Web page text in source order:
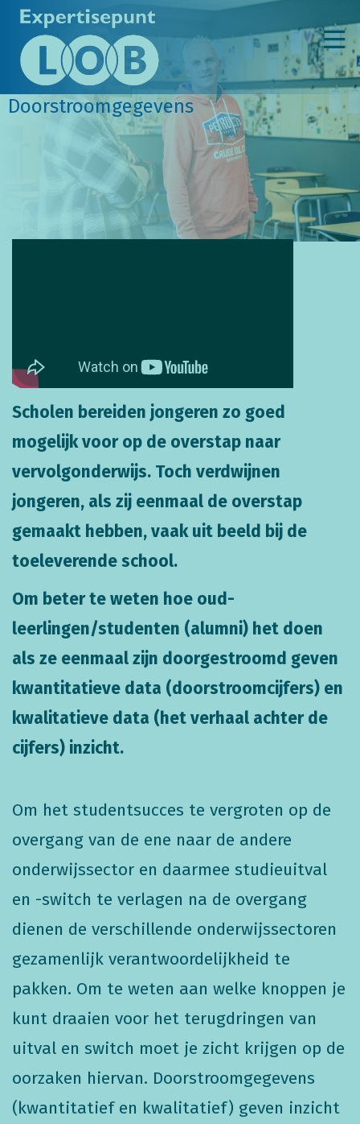
Doorstroomgegevens
Scholen bereiden jongeren zo goed
mogelijk voor op de overstap naar
vervolgonderwijs. Toch verdwijnen
jongeren, als zij eenmaal de overstap
gemaakt hebben, vaak uit beeld bij de
toeleverende school.
Om beter te weten hoe oud-
leerlingen/studenten (alumni) het doen
als ze eenmaal zijn doorgestroomd geven
kwantitatieve data (doorstroomcijfers) en
kwalitatieve data (het verhaal achter de
cijfers) inzicht.
Om het studentsucces te vergroten op de
overgang van de ene naar de andere
onderwijssector en daarmee studieuitval
en -switch te verlagen na de overgang
dienen de verschillende onderwijssectoren
gezamenlijk verantwoordelijkheid te
pakken. Om te weten aan welke knoppen je
kunt draaien voor het terugdringen van
uitval en switch moet je zicht krijgen op de
oorzaken hiervan. Doorstroomgegevens
(kwantitatief en kwalitatief) geven inzicht